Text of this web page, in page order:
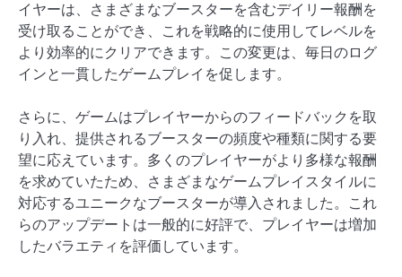
イヤーは、さまざまなブースターを含むデイリー報酬を
受け取ることができ、これを戦略的に使用してレベルを
より効率的にクリアできます。この変更は、毎日のログ
インと一貫したゲームプレイを促します。
さらに、ゲームはプレイヤーからのフィードバックを取
り入れ、提供されるブースターの頻度や種類に関する要
望に応えています。多くのプレイヤーがより多様な報酬
を求めていたため、さまざまなゲームプレイスタイルに
対応するユニークなブースターが導入されました。これ
らのアップデートは一般的に好評で、プレイヤーは増加
したバラエティを評価しています。